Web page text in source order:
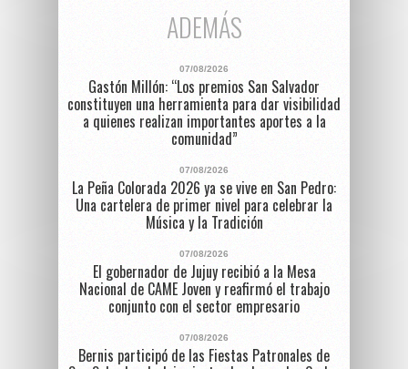
ADEMÁS
07/08/2026
Gastón Millón: “Los premios San Salvador
constituyen una herramienta para dar visibilidad
a quienes realizan importantes aportes a la
comunidad”
07/08/2026
La Peña Colorada 2026 ya se vive en San Pedro:
Una cartelera de primer nivel para celebrar la
Música y la Tradición
07/08/2026
El gobernador de Jujuy recibió a la Mesa
Nacional de CAME Joven y reafirmó el trabajo
conjunto con el sector empresario
07/08/2026
Bernis participó de las Fiestas Patronales de